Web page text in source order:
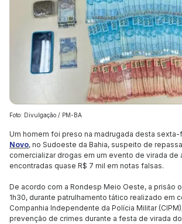
Foto: Divulgação / PM-BA
Um homem foi preso na madrugada desta sexta-
Novo, no Sudoeste da Bahia, suspeito de
comercializar drogas em um evento de virada de
encontradas quase R$ 7 mil em notas falsas.
De acordo com a Rondesp Meio Oeste, a prisão
1h30, durante patrulhamento tático realizado em
Companhia Independente da Polícia Militar
prevenção de crimes durante a festa de virada